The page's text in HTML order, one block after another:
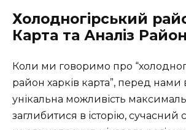
Холодногірський
Карта та Аналіз
Коли ми говоримо про
район харків карта”, перед нами
унікальна можливість
заглибитися в історію, сучасний